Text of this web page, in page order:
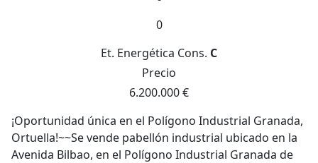
0
Et. Energética Cons. C
Precio
6.200.000 €
¡Oportunidad única en el Polígono Industrial Granada,
Ortuella!~~Se vende pabellón industrial ubicado en la
Avenida Bilbao, en el Polígono Industrial Granada de